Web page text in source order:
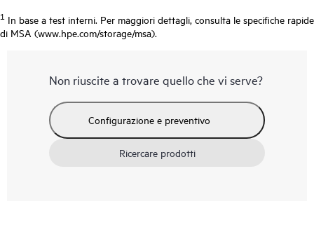
1 In base a test interni. Per maggiori dettagli, consulta le specifiche rapide
di MSA (www.hpe.com/storage/msa).
Non riuscite a trovare quello che vi serve?
Configurazione e preventivo
Ricercare prodotti